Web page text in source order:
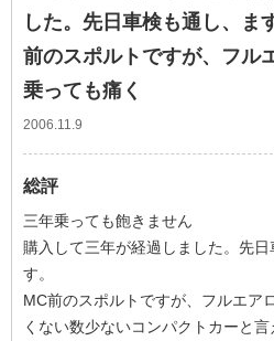
した。先日車検も通し、ま
前のスポルトですが、フル
乗っても痛く
2006.11.9
総評
三年乗っても飽きません
購入して三年が経過しました。先
す。
MC前のスポルトですが、フルエア
くない数少ないコンパクトカーと言